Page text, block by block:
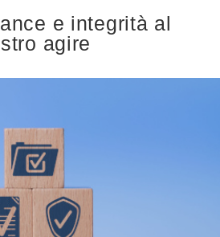
e integrità al
agire